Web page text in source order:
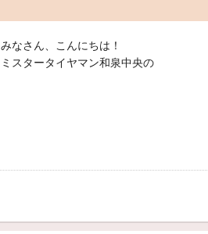
みなさん、こんにちは！
ミスタータイヤマン和泉中央の